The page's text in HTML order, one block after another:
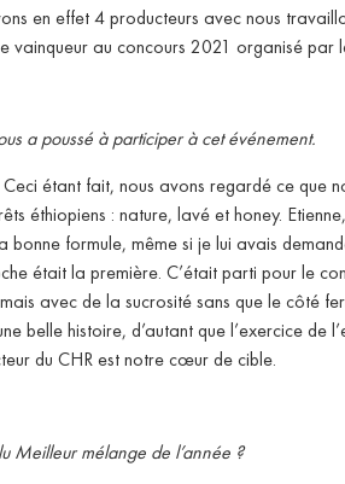
en effet 4 producteurs avec nous
vainqueur au concours 2021 organisé par
a poussé à participer à cet événement.
étant fait, nous avons regardé ce que
éthiopiens : nature, lavé et honey.
formule, même si je lui avais
était la première. C’était parti pour le
avec de la sucrosité sans que le côté
belle histoire, d’autant que l’exercice de
du CHR est notre cœur de cible.
Meilleur mélange de l’année ?